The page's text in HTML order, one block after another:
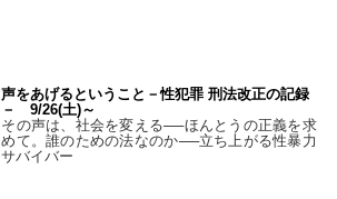
声をあげるということ－性犯罪 刑法改正の記録
－ 9/26(土)～
その声は、社会を変える──ほんとうの正義を求
めて。誰のための法なのか──立ち上がる性暴力
サバイバー